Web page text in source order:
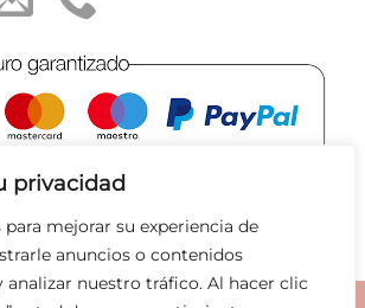
privacidad
mejorar su experiencia de
anuncios o contenidos
analizar nuestro tráfico. Al hacer clic